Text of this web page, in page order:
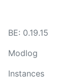
BE: 0.19.15
Modlog
Instances